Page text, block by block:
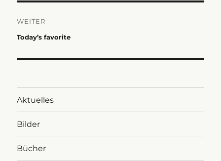
WEITER
Nächster
Today’s favorite
Aktuelles
Bilder
Bücher